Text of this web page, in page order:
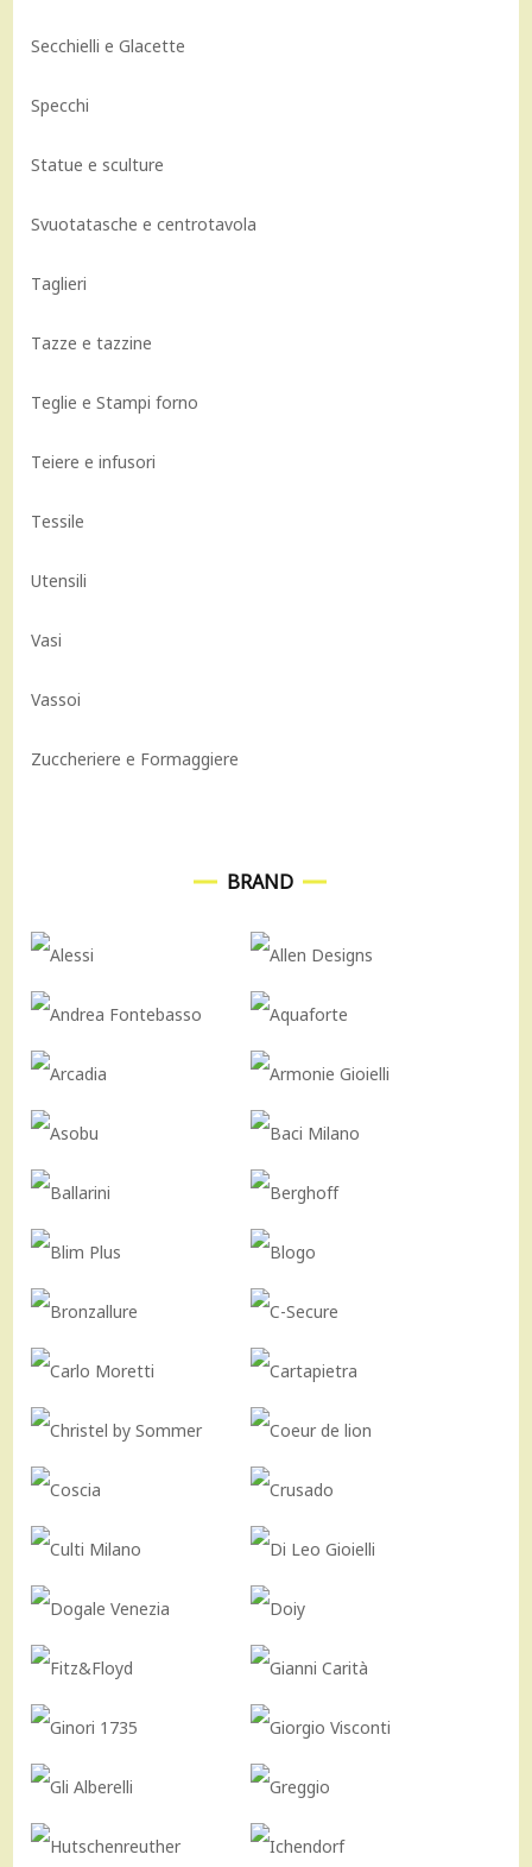
Secchielli e Glacette
Specchi
Statue e sculture
Svuotatasche e centrotavola
Taglieri
Tazze e tazzine
Teglie e Stampi forno
Teiere e infusori
Tessile
Utensili
Vasi
Vassoi
Zuccheriere e Formaggiere
BRAND